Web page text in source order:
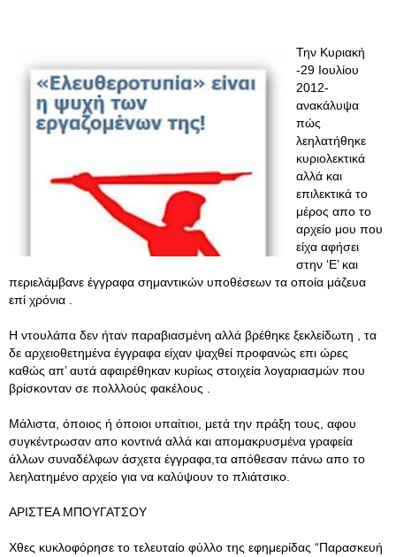
Την Κυριακή
-29 Ιουλίου
2012-
ανακάλυψα
πώς
λεηλατήθηκε
κυριολεκτικά
αλλά και
επιλεκτικά το
μέρος απο το
αρχείο μου που
είχα αφήσει
στην ‘Ε’ και
περιελάμβανε έγγραφα σημαντικών υποθέσεων τα οποία μάζευα
επί χρόνια .
Η ντουλάπα δεν ήταν παραβιασμένη αλλά βρέθηκε ξεκλείδωτη , τα
δε αρχειοθετημένα έγγραφα είχαν ψαχθεί προφανώς επι ώρες
καθώς απ’ αυτά αφαιρέθηκαν κυρίως στοιχεία λογαριασμών που
βρίσκονταν σε πολλλούς φακέλους .
Μάλιστα, όποιος ή όποιοι υπαίτιοι, μετά την πράξη τους, αφου
συγκέντρωσαν απο κοντινά αλλά και απομακρυσμένα γραφεία
άλλων συναδέλφων άσχετα έγγραφα,τα απόθεσαν πάνω απο το
λεηλατημένο αρχείο για να καλύψουν το πλιάτσικο.
ΑΡΙΣΤΕΑ ΜΠΟΥΓΑΤΣΟΥ
Χθες κυκλοφόρησε το τελευταίο φύλλο της εφημερίδας “Παρασκευή